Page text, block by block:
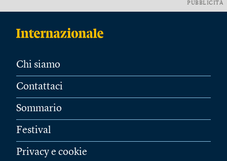
PUBBLICITÀ
Chi siamo
Contattaci
Sommario
Festival
Privacy e cookie